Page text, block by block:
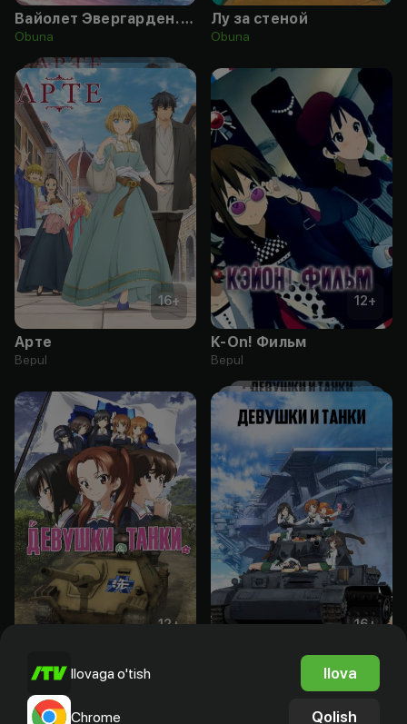
Вайолет Эвергарден. Фильм
Obuna
Лу за стеной
Obuna
16+
Арте
Bepul
12+
K-On! Фильм
Bepul
12 +
Девушки и танки
Bepul
16 +
Девушки и танки
Ilovaga o'tish Ilova
Chrome Qolish